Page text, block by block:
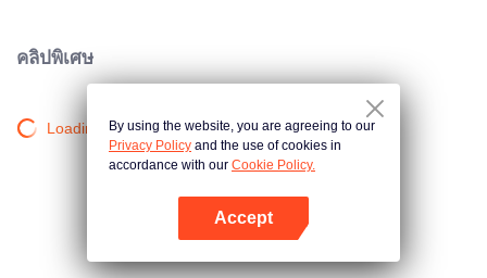
คลิปพิเศษ
Loading…By using the website, you are agreeing to our
Privacy Policy and the use of cookies in
accordance with our Cookie Policy.
Accept